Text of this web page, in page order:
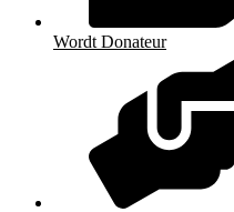
Wordt Donateur